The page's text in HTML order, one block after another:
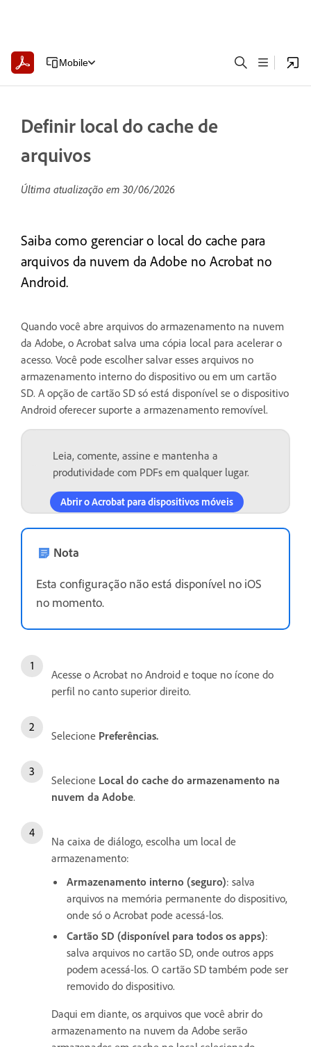
Mobile
Definir local do cache de
arquivos
Última atualização em 30/06/2026
Saiba como gerenciar o local do cache para
arquivos da nuvem da Adobe no Acrobat no
Android.
Quando você abre arquivos do armazenamento na nuvem
da Adobe, o Acrobat salva uma cópia local para acelerar o
acesso. Você pode escolher salvar esses arquivos no
armazenamento interno do dispositivo ou em um cartão
SD. A opção de cartão SD só está disponível se o dispositivo
Android oferecer suporte a armazenamento removível.
Leia, comente, assine e mantenha a
produtividade com PDFs em qualquer lugar.
Abrir o Acrobat para dispositivos móveis
Nota
Esta configuração não está disponível no iOS
no momento.
Acesse o Acrobat no Android e toque no ícone do
perfil no canto superior direito.
Selecione Preferências.
Selecione Local do cache do armazenamento na
nuvem da Adobe.
Na caixa de diálogo, escolha um local de
armazenamento:
Armazenamento interno (seguro): salva
arquivos na memória permanente do dispositivo,
onde só o Acrobat pode acessá-los.
Cartão SD (disponível para todos os apps):
salva arquivos no cartão SD, onde outros apps
podem acessá-los. O cartão SD também pode ser
removido do dispositivo.
Daqui em diante, os arquivos que você abrir do
armazenamento na nuvem da Adobe serão